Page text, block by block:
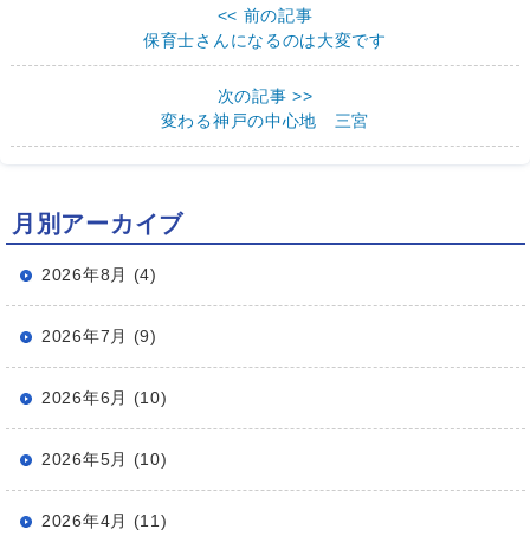
<< 前の記事
保育士さんになるのは大変です
次の記事 >>
変わる神戸の中心地 三宮
月別アーカイブ
2026年8月 (4)
2026年7月 (9)
2026年6月 (10)
2026年5月 (10)
2026年4月 (11)